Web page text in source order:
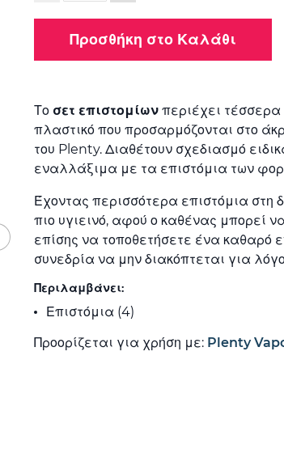
Προσθήκη στο Καλάθι
Το σετ επιστομίων περιέχει
πλαστικό που προσαρμόζονται στο
του Plenty. Διαθέτουν σχεδιασμό
εναλλάξιμα με τα επιστόμια των
Έχοντας περισσότερα επιστόμια στη
πιο υγιεινό, αφού ο καθένας μπορεί
επίσης να τοποθετήσετε ένα καθαρό
συνεδρία να μην διακόπτεται για
Περιλαμβάνει:
Επιστόμια (4)
Προορίζεται για χρήση με: Plenty